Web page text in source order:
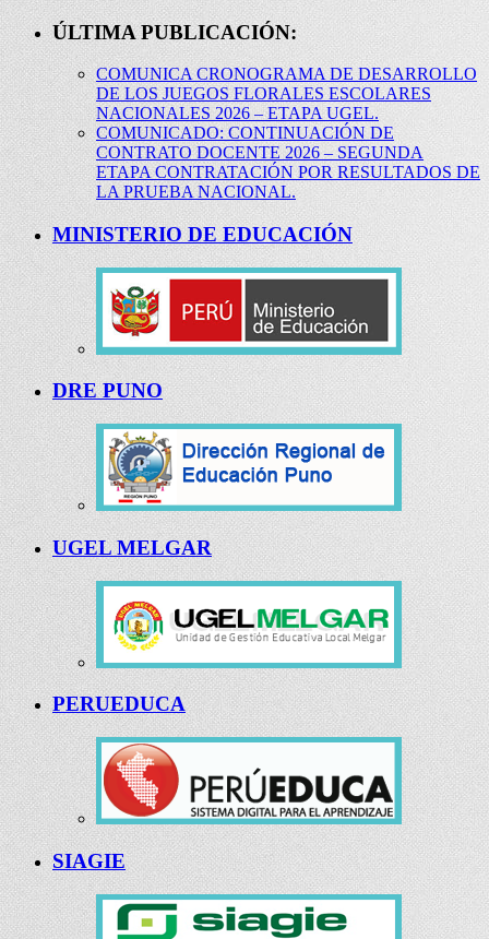
ÚLTIMA PUBLICACIÓN:
COMUNICA CRONOGRAMA DE DESARROLLO
DE LOS JUEGOS FLORALES ESCOLARES
NACIONALES 2026 – ETAPA UGEL.
COMUNICADO: CONTINUACIÓN DE
CONTRATO DOCENTE 2026 – SEGUNDA
ETAPA CONTRATACIÓN POR RESULTADOS DE
LA PRUEBA NACIONAL.
MINISTERIO DE EDUCACIÓN
DRE PUNO
UGEL MELGAR
PERUEDUCA
SIAGIE